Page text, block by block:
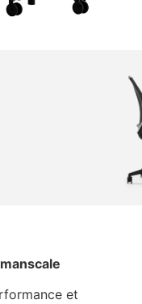
et